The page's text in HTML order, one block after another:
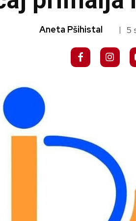
Aneta Pšihistal | 5